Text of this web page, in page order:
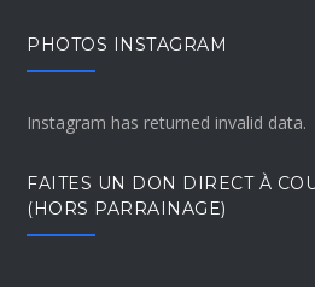
PHOTOS INSTAGRAM
Instagram has returned invalid data.
FAITES UN DON DIRECT À
(HORS PARRAINAGE)